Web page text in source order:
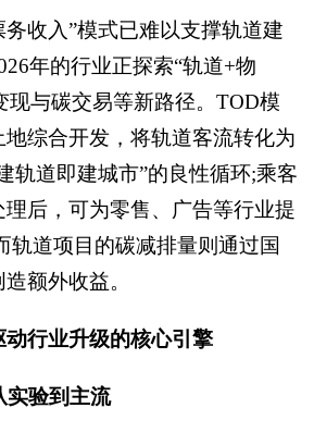
收入”模式已难以支撑轨道建
年的行业正探索“轨道+物
现与碳交易等新路径。TOD模
综合开发，将轨道客流转化为
轨道即建城市”的良性循环;乘客
后，可为零售、广告等行业提
轨道项目的碳减排量则通过国
额外收益。
行业升级的核心引擎
实验到主流